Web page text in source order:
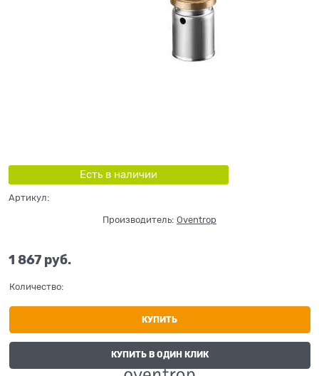
Есть в наличии
Артикул:
Производитель: Oventrop
1 867 руб.
Количество:
КУПИТЬ
КУПИТЬ В ОДИН КЛИК